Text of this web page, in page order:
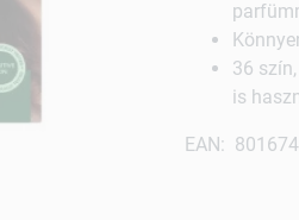
36
is
EAN: